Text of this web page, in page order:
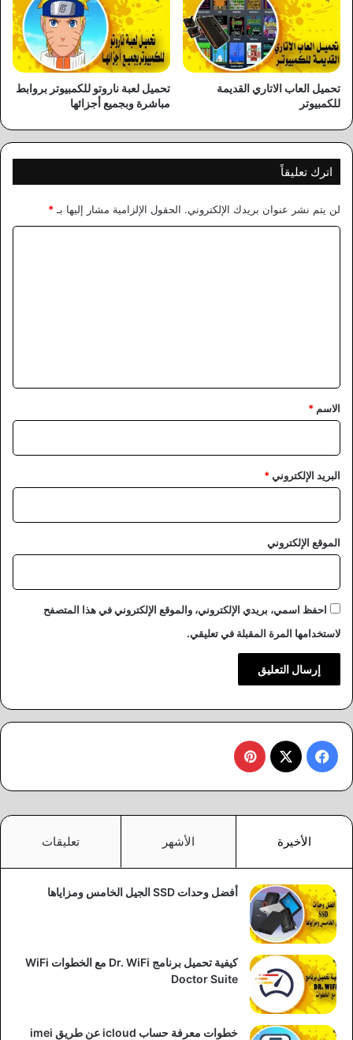
تحميل العاب الاتاري القديمة
للكمبيوتر
تحميل لعبة ناروتو للكمبيوتر بروابط
مباشرة وبجميع أجزائها
اترك تعليقاً
لن يتم نشر عنوان بريدك الإلكتروني. الحقول الإلزامية مشار إليها بـ *
*
الاسم *
البريد الإلكتروني*
الموقع الإلكتروني
احفظ اسمي، بريدي الإلكتروني، والموقع الإلكتروني في هذا المتصفح
لاستخدامها المرة المقبلة في تعليقي.
فيسبوك
‫X بينتيريست
الأخيرة الأشهر تعليقات
أفضل وحدات SSD الجيل الخامس ومزاياها
كيفية تحميل برنامج Dr. WiFi مع الخطوات WiFi
Doctor Suite
خطوات معرفة حساب icloud عن طريق imei